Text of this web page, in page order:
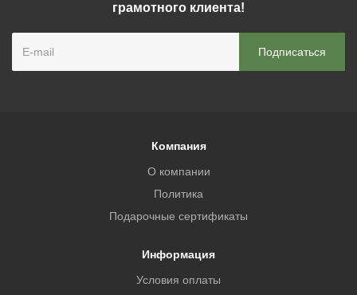
грамотного клиента!
Компания
О компании
Политика
Подарочные сертификаты
Информация
Условия оплаты